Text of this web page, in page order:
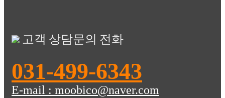
고객 상담문의 전화
031-499-6343
E-mail : moobico@naver.com